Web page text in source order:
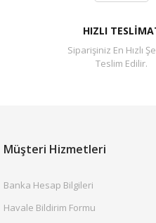
HIZLI
Siparişiniz En Hızlı
Teslim Edilir.
Müşteri Hizmetleri
Banka Hesap Bilgileri
Havale Bildirim Formu